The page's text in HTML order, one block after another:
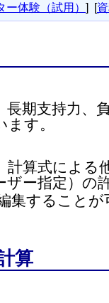
ー体験（試用） ] [
長期支持力、
す。
計算式による
ザー指定）の
集することが
算